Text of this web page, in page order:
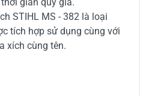
STIHL MS - 382 là loại
tích hợp sử dụng cùng với
xích cùng tên.